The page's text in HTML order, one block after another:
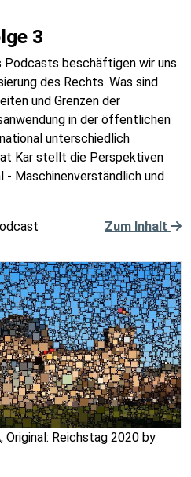
3
Podcasts beschäftigen wir uns
des Rechts. Was sind
und Grenzen der
in der öffentlichen
unterschiedlich
Kar stellt die Perspektiven
Maschinenverständlich und
Zum Inhalt
Original: Reichstag 2020 by